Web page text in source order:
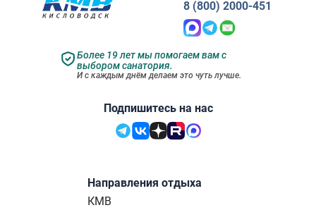
Подпишитесь на нас
Более 19 лет мы помогаем вам с
выбором санатория.
И с каждым днём делаем это чуть лучше.
8 (800) 2000-451
Направления отдыха
КМВ